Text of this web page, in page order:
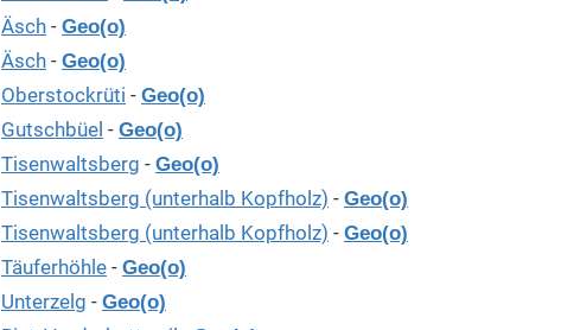
Äsch - Geo(o)
Äsch - Geo(o)
Oberstockrüti - Geo(o)
Gutschbüel - Geo(o)
Tisenwaltsberg - Geo(o)
Tisenwaltsberg (unterhalb Kopfholz) - Geo(o)
Tisenwaltsberg (unterhalb Kopfholz) - Geo(o)
Täuferhöhle - Geo(o)
Unterzelg - Geo(o)